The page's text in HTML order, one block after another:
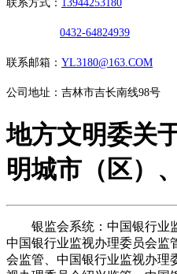
联系方式： 13944253180
0432-64824939
联系邮箱： YL3180@163.COM
公司地址：吉林市吉长南线98号
地方文明委关
明城市（区）
银监会系统：中国银行业监
中国银行业监视办理委员会监
会监管、中国银行业监视办理